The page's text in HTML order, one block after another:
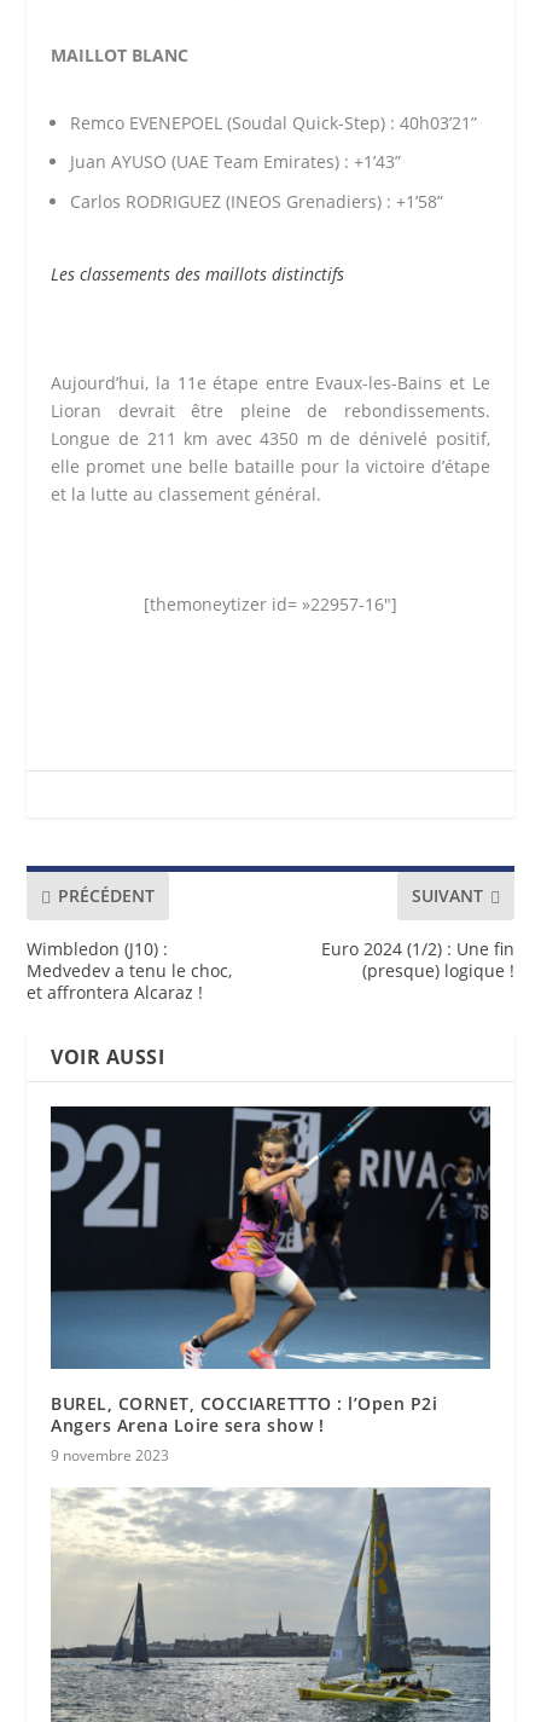
MAILLOT BLANC
Remco EVENEPOEL (Soudal Quick-Step) : 40h03’21”
Juan AYUSO (UAE Team Emirates) : +1’43”
Carlos RODRIGUEZ (INEOS Grenadiers) : +1’58”
Les classements des maillots distinctifs
Aujourd’hui, la 11e étape entre Evaux-les-Bains et Le
Lioran devrait être pleine de rebondissements.
Longue de 211 km avec 4350 m de dénivelé positif,
elle promet une belle bataille pour la victoire d’étape
et la lutte au classement général.
[themoneytizer id= »22957-16″]
PRÉCÉDENT
Wimbledon (J10) :
Medvedev a tenu le choc,
et affrontera Alcaraz !
SUIVANT
Euro 2024 (1/2) : Une fin
(presque) logique !
VOIR AUSSI
BUREL, CORNET, COCCIARETTTO : l’Open P2i
Angers Arena Loire sera show !
9 novembre 2023